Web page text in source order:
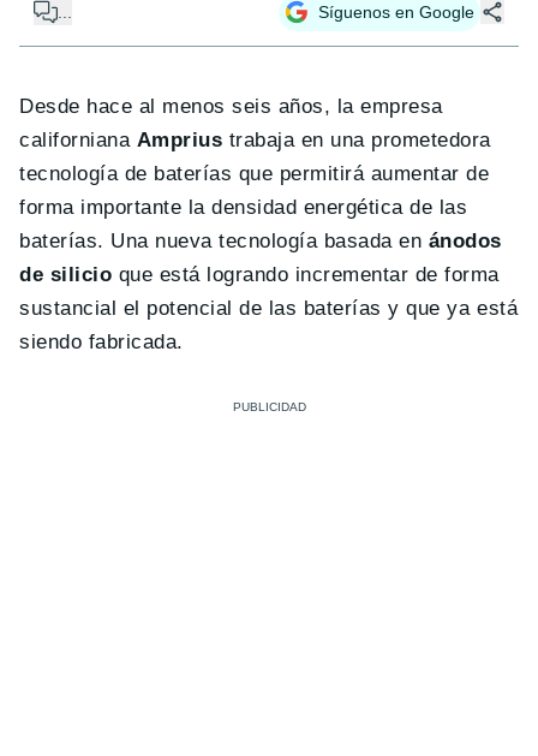
Síguenos en Google
Desde hace al menos seis años, la empresa
californiana Amprius trabaja en una prometedora
tecnología de baterías que permitirá aumentar de
forma importante la densidad energética de las
baterías. Una nueva tecnología basada en ánodos
de silicio que está logrando incrementar de forma
sustancial el potencial de las baterías y que ya está
siendo fabricada.